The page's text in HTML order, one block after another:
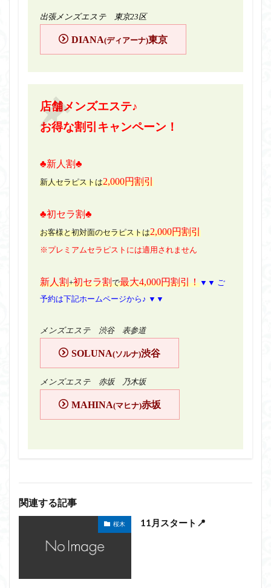
出張メンズエステ 東京23区
DIANA(ディアーナ)東京
店舗メンズエステ♪
お得な割引キャンペーン！
♣新人割♣
新人セラピストは2,000円割引
♣初セラ割♣
お客様と初対面のセラピストは2,000円割引
※プレミアムセラピストには適用されません
新人割+初セラ割で最大4,000円割引！▼▼ ご
予約は下記ホームページから♪ ▼▼
メンズエステ 渋谷 表参道
SOLUNA(ソルナ)渋谷
メンズエステ 赤坂 乃木坂
MAHINA(マヒナ)赤坂
関連する記事
桜木 11月スタート📍